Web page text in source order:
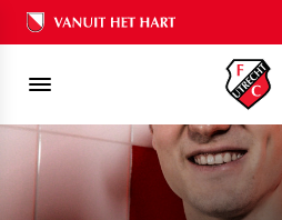
Ons nalatenschap